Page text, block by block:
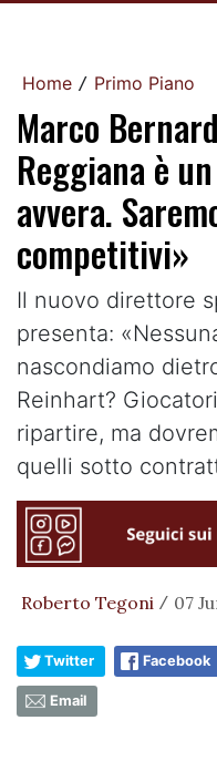
Home / Primo Piano
Marco
Reggiana è
avvera.
competitivi»
Il nuovo direttore
presenta:
nascondiamo
Reinhart?
ripartire, ma
quelli sotto
Roberto Tegoni / 07
Twitter Facebook
Email